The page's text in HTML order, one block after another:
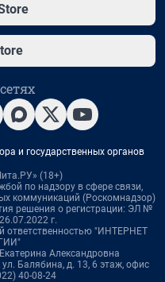
и государственных органов
(18+)
по надзору в сфере связи,
коммуникаций (Роскомнадзор)
решения о регистрации: ЭЛ №
г.
ответственностью "ИНТЕРНЕТ
Александровна
Балябина, д. 13, 6 этаж, офис
40-08-24